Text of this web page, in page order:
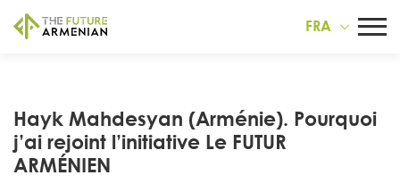
FRA
Hayk Mahdesyan (Arménie). Pourquoi
j’ai rejoint l’initiative Le FUTUR
ARMÉNIEN